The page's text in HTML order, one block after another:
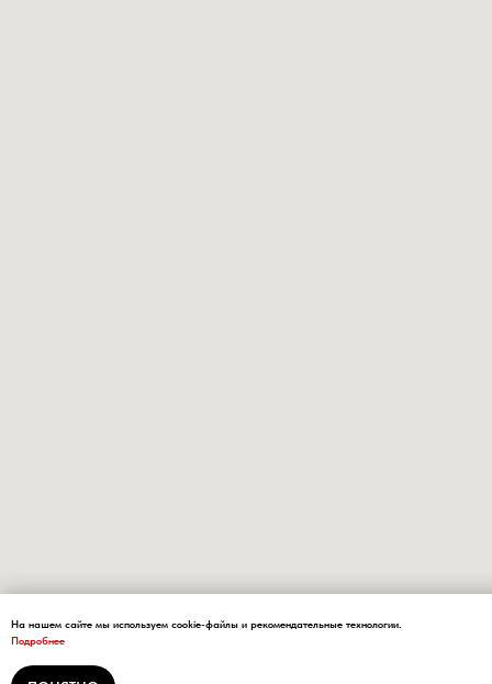
На нашем сайте мы используем cookie-файлы и рекомендательные технологии.
Подробнее